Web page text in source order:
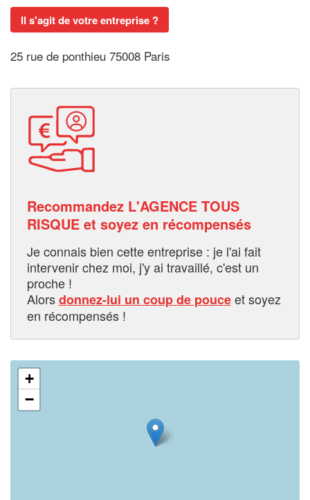
Il s'agit de votre entreprise ?
25 rue de ponthieu 75008 Paris
Recommandez L'AGENCE TOUS
RISQUE et soyez en récompensés
Je connais bien cette entreprise : je l'ai fait
intervenir chez moi, j'y ai travaillé, c'est un
proche !
Alorsdonnez-lui un coup de pouceet soyez
en récompensés !
+
−